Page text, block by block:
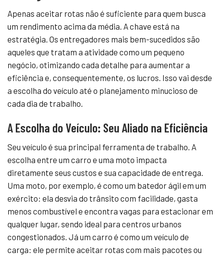
Apenas aceitar rotas não é suficiente para quem busca
um rendimento acima da média. A chave está na
estratégia. Os entregadores mais bem-sucedidos são
aqueles que tratam a atividade como um pequeno
negócio, otimizando cada detalhe para aumentar a
eficiência e, consequentemente, os lucros. Isso vai desde
a escolha do veículo até o planejamento minucioso de
cada dia de trabalho.
A Escolha do Veículo: Seu Aliado na Eficiência
Seu veículo é sua principal ferramenta de trabalho. A
escolha entre um carro e uma moto impacta
diretamente seus custos e sua capacidade de entrega.
Uma moto, por exemplo, é como um batedor ágil em um
exército: ela desvia do trânsito com facilidade, gasta
menos combustível e encontra vagas para estacionar em
qualquer lugar, sendo ideal para centros urbanos
congestionados. Já um carro é como um veículo de
carga: ele permite aceitar rotas com mais pacotes ou